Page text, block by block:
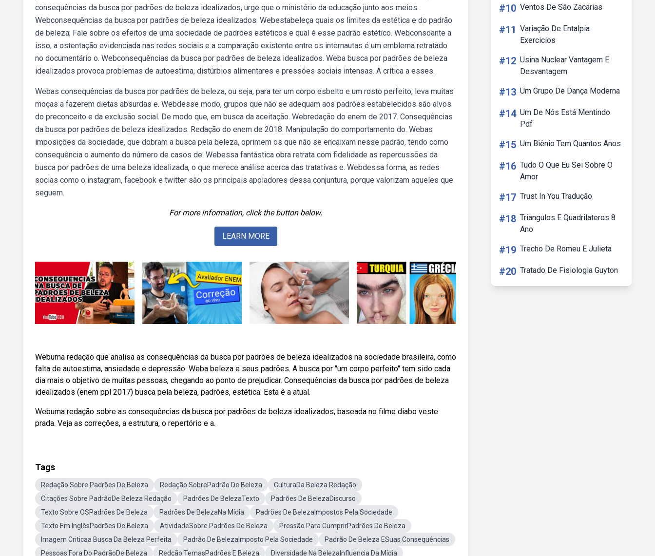
consequências da busca por padrões de beleza idealizados, urge que o ministério da educação junto aos meios.
Webconsequências da busca por padrões de beleza idealizados. Webestabeleça quais os limites da estética e do padrão
de beleza; Fale sobre os efeitos de uma sociedade de padrões estéticos e qual é esse padrão estético. Webconsoante a
isso, a ostentação evidenciada nas redes sociais e a comparação existente entre os internautas é um emblema retratado
no documentário o. Webconsequências da busca por padrões de beleza idealizados. Weba busca por padrões de beleza
idealizados provoca problemas de autoestima, distúrbios alimentares e pressões sociais intensas. A crítica a esses.
Webas consequências da busca por padrões de beleza, ou seja, para ter um corpo esbelto e um rosto perfeito, leva muitas
moças a fazerem dietas absurdas e. Webdesse modo, grupos que não se adequam aos padrões estabelecidos são alvos
do preconceito e da exclusão social. De modo que, em busca da aceitação. Webredação do enem de 2017. Consequências
da busca por padrões de beleza idealizados. Redação do enem de 2018. Manipulação do comportamento do. Webas
imposições da sociedade, que dobram a busca pela beleza, oprimem os que não se encaixam nesse padrão, tendo como
consequência o aumento do número de casos de. Webessa fantástica obra retrata com fidelidade as repercussões da
busca por padrões de uma beleza idealizada, o que merece análise acerca das tratativas e. Webdessa forma, as redes
socias como o instagram, facebook e twitter são os principais apoiadores dessa conjuntura, porque valorizam aqueles que
seguem.
For more information, click the button below.
LEARN MORE
Webuma redação que analisa as consequências da busca por padrões de beleza idealizados na sociedade brasileira, como
falta de autoestima, ansiedade e depressão. Weba beleza e seus padrões. A busca por ''um corpo perfeito'' tem sido cada
dia mais o objetivo de muitas pessoas, chegando ao ponto de prejudicar. Consequências da busca por padrões de beleza
idealizados (enem ppl 2017) busca pela beleza, padrões, estética. Esta é a atual.
Webuma redação sobre as consequências da busca por padrões de beleza idealizados, baseada no filme diabo veste
prada. Veja as correções, a estrutura, o repertório e a.
Tags
Redação Sobre Padrões De Beleza Redação SobrePadrão De Beleza
CulturaDa Beleza Redação
Citações Sobre PadrãoDe Beleza Redação
Padrões De BelezaTexto
Padrões De BelezaDiscurso
Texto Sobre OSPadrões De Beleza
Padrões De BelezaNa Mídia
Padrões De BelezaImpostos Pela Sociedade
Texto Em InglêsPadrões De Beleza
AtividadeSobre Padrões De Beleza
Pressão Para CumprirPadrões De Beleza
Imagem Criticaa Busca Da Beleza Perfeita
Padrão De BelezaImposto Pela Sociedade
Padrão De Beleza ESuas Consequências
Pessoas Fora Do PadrãoDe Beleza
Redção TemasPadrões E Beleza
Diversidade Na BelezaInfluencia Da Mídia
#10 Ventos De São Zacarias
#11 Variação De Entalpia
Exercicios
#12 Usina Nuclear Vantagem E
Desvantagem
#13 Um Grupo De Dança Moderna
#14 Um De Nós Está Mentindo
Pdf
#15 Um Biênio Tem Quantos Anos
#16 Tudo O Que Eu Sei Sobre O
Amor
#17 Trust In You Tradução
#18 Triangulos E Quadrilateros 8
Ano
#19 Trecho De Romeu E Julieta
#20 Tratado De Fisiologia Guyton